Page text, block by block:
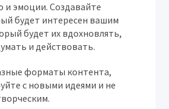
и эмоции. Создавайте
будет интересен вашим
будет их вдохновлять,
и действовать.
форматы контента,
с новыми идеями и не